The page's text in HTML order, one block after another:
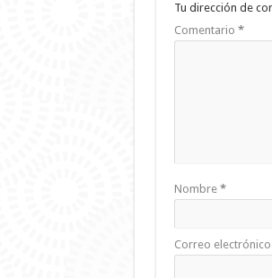
Tu dirección de
Comentario *
Nombre *
Correo electrónico